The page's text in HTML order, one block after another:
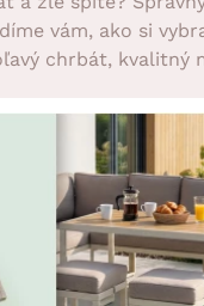
vám, ako si
chrbát, kvalitný
konečne bez